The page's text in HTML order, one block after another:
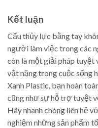
Kết luận
Cẩu thủy lực bằng tay
người làm việc trong các
còn là một giải pháp tuyệt
vật nặng trong cuộc sống
Xanh Plastic, bạn hoàn
cũng như sự hỗ trợ tuyệt
Hãy nhanh chóng liên hệ
nghiệm những sản phẩm